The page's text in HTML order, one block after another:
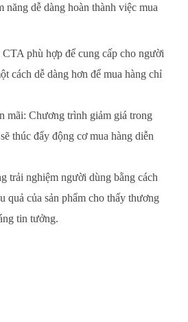
năng dễ dàng hoàn thành việc mua
phù hợp để cung cấp cho người
cách dễ dàng hơn để mua hàng chỉ
mãi: Chương trình giảm giá trong
thúc đẩy động cơ mua hàng diễn
trải nghiệm người dùng bằng cách
quả của sản phẩm cho thấy thương
tin tưởng.